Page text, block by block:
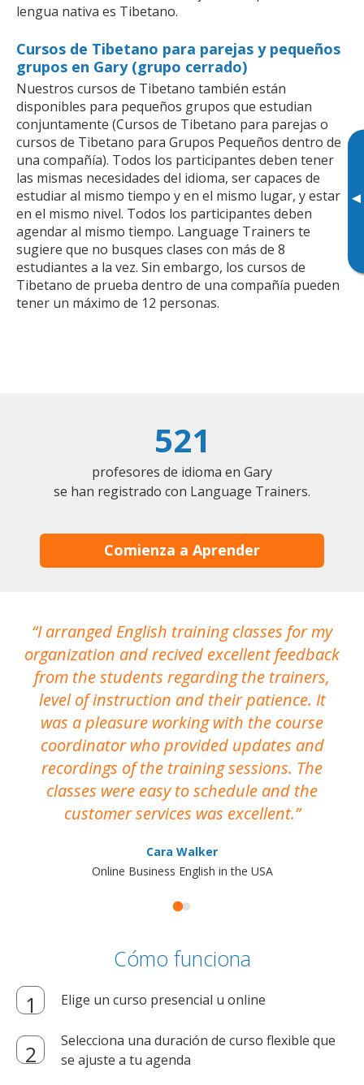
▸
lengua nativa es Tibetano.
Cursos de Tibetano para parejas y pequeños
grupos en Gary (grupo cerrado)
Nuestros cursos de Tibetano también están
disponibles para pequeños grupos que estudian
conjuntamente (Cursos de Tibetano para parejas o
cursos de Tibetano para Grupos Pequeños dentro de
una compañía). Todos los participantes deben tener
las mismas necesidades del idioma, ser capaces de
estudiar al mismo tiempo y en el mismo lugar, y estar
en el mismo nivel. Todos los participantes deben
agendar al mismo tiempo. Language Trainers te
sugiere que no busques clases con más de 8
estudiantes a la vez. Sin embargo, los cursos de
Tibetano de prueba dentro de una compañía pueden
tener un máximo de 12 personas.
521
profesores de idioma en Gary
se han registrado con Language Trainers.
Comienza a Aprender
I arranged English training classes for my
organization and recived excellent feedback
from the students regarding the trainers,
level of instruction and their patience. It
was a pleasure working with the course
coordinator who provided updates and
recordings of the training sessions. The
classes were easy to schedule and the
customer services was excellent.
Cara Walker
Online Business English in the USA
Cómo funciona
Elige un curso presencial u online
Selecciona una duración de curso flexible que
se ajuste a tu agenda